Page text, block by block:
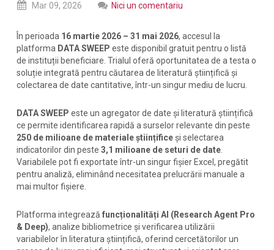
Mar 09, 2026 Nici un comentariu
În perioada 16 martie 2026 – 31 mai 2026, accesul la
platforma DATA SWEEP este disponibil gratuit pentru o listă
de instituții beneficiare. Trialul oferă oportunitatea de a testa o
soluție integrată pentru căutarea de literatură științifică și
colectarea de date cantitative, într-un singur mediu de lucru.
DATA SWEEP este un agregator de date și literatură științifică
ce permite identificarea rapidă a surselor relevante din peste
250 de milioane de materiale științificeși selectarea
indicatorilor din peste 3,1 milioane de seturi de date.
Variabilele pot fi exportate într-un singur fișier Excel, pregătit
pentru analiză, eliminând necesitatea prelucrării manuale a
mai multor fișiere.
Platforma integrează funcționalități AI (Research Agent Pro
& Deep), analize bibliometrice și verificarea utilizării
variabilelor în literatura științifică, oferind cercetătorilor un